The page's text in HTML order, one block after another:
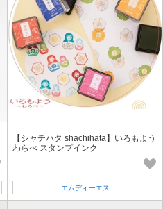
【シャチハタ shachihata】いろもよう
わらべ スタンプインク
エムディーエス